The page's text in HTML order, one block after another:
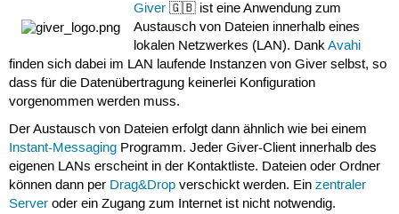
Giver 🇬🇧 ist eine Anwendung zum
Austausch von Dateien innerhalb eines
lokalen Netzwerkes (LAN). DankAvahi
finden sich dabei im LAN laufende Instanzen von Giver selbst, so
dass für die Datenübertragung keinerlei Konfiguration
vorgenommen werden muss.
Der Austausch von Dateien erfolgt dann ähnlich wie bei einem
Instant-MessagingProgramm. Jeder Giver-Client innerhalb des
eigenen LANs erscheint in der Kontaktliste. Dateien oder Ordner
können dann per Drag&Dropverschickt werden. Ein zentraler
Serveroder ein Zugang zum Internet ist nicht notwendig.